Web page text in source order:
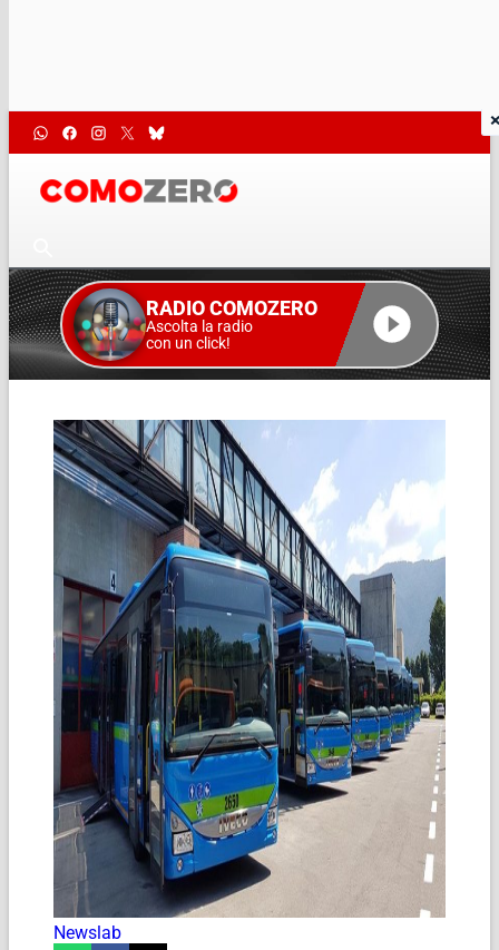
RADIO COMOZERO
Ascolta la radio
con un click!
Newslab